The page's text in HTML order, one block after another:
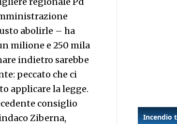
abolirle – ha
milione e 250 mila
indietro sarebbe
peccato che ci
applicare la legge.
consiglio
Ziberna,